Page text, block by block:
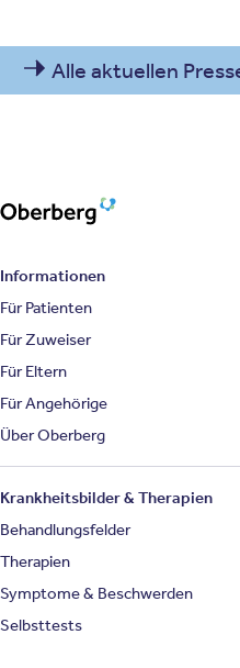
Alle aktuellen
Informationen
Für Patienten
Für Zuweiser
Für Eltern
Für Angehörige
Über Oberberg
Krankheitsbilder & Therapien
Behandlungsfelder
Therapien
Symptome & Beschwerden
Selbsttests